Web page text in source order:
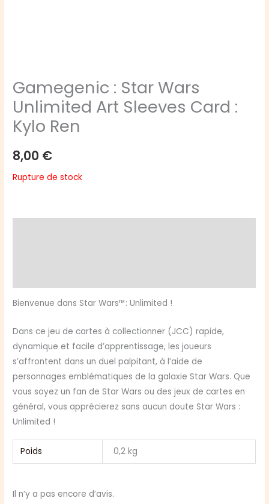
Gamegenic : Star Wars
Unlimited Art Sleeves Card :
Kylo Ren
8,00 €
Rupture de stock
Bienvenue dans Star Wars™: Unlimited !
Dans ce jeu de cartes à collectionner (JCC) rapide,
dynamique et facile d’apprentissage, les joueurs
s’affrontent dans un duel palpitant, à l’aide de
personnages emblématiques de la galaxie Star Wars. Que
vous soyez un fan de Star Wars ou des jeux de cartes en
général, vous apprécierez sans aucun doute Star Wars :
Unlimited !
Poids 0,2 kg
Il n’y a pas encore d’avis.